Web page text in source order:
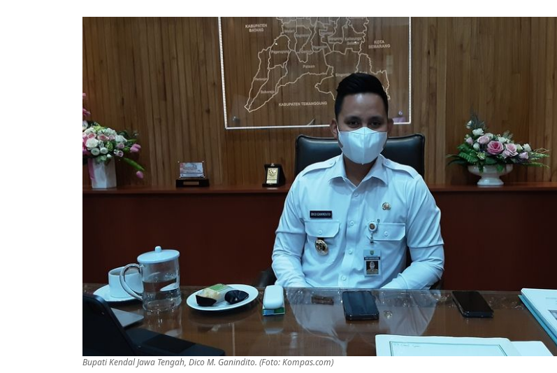
Bupati Kendal Jawa Tengah, Dico M. Ganindito. (Foto: Kompas.com)